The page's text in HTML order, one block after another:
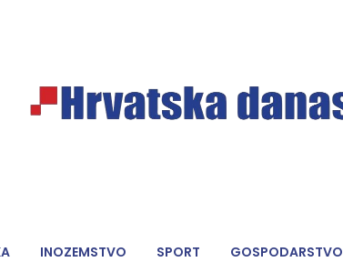
INOZEMSTVO SPORT GOSPODARSTVO